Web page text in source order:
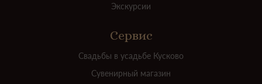
Экскурсии
Сервис
Свадьбы в усадьбе Кусково
Сувенирный магазин